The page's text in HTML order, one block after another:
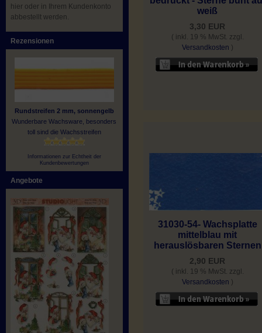
hier oder in Ihrem Kundenkonto
abbestellt werden.
Rezensionen
Rundstreifen 2 mm, sonnengelb
Wunderbare Wachsware, besonders
toll sind die Wachsstreifen
Informationen zur Echtheit der
Kundenbewertungen
Angebote
weiß
3,30 EUR
( inkl. 19 % MwSt. zzgl.
Versandkosten )
31030-54- Wachsplatte
mittelblau mit
herauslösbaren Sternen
2,90 EUR
( inkl. 19 % MwSt. zzgl.
Versandkosten )